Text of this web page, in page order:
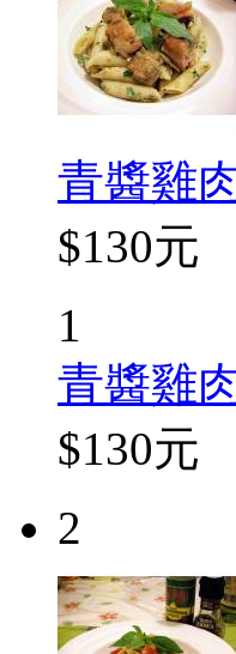
青醬雞
$130元
1
青醬雞
$130元
2